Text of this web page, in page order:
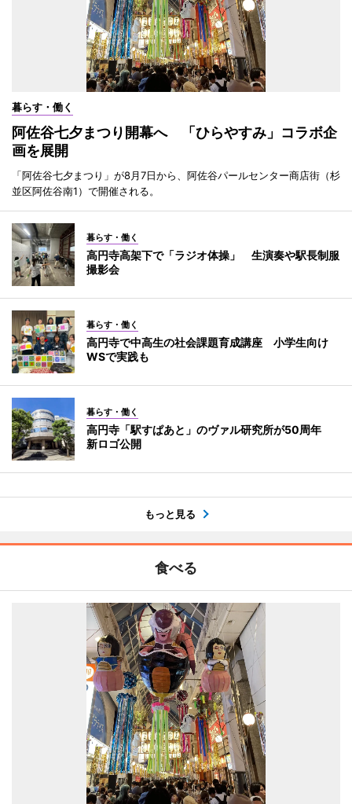
暮らす・働く
阿佐谷七夕まつり開幕へ 「ひらやすみ」コラボ企
画を展開
「阿佐谷七夕まつり」が8月7日から、阿佐谷パールセンター商店街（杉
並区阿佐谷南1）で開催される。
暮らす・働く
高円寺高架下で「ラジオ体操」 生演奏や駅長制服
撮影会
暮らす・働く
高円寺で中高生の社会課題育成講座 小学生向け
WSで実践も
暮らす・働く
高円寺「駅すぱあと」のヴァル研究所が50周年
新ロゴ公開
もっと見る
食べる